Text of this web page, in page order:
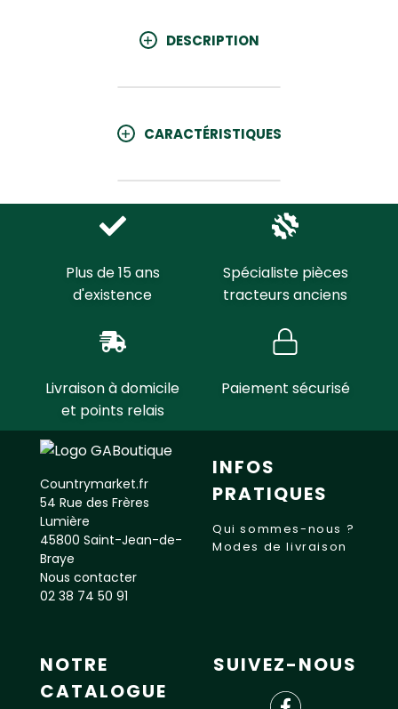
DESCRIPTION
CARACTÉRISTIQUES
Plus de 15 ans
d'existence
Spécialiste pièces
tracteurs anciens
Livraison à domicile
et points relais
Paiement sécurisé
Countrymarket.fr
54 Rue des Frères
Lumière
45800 Saint-Jean-de-
Braye
Nous contacter
02 38 74 50 91
INFOS
PRATIQUES
Qui sommes-nous ?
Modes de livraison
NOTRE
CATALOGUE
SUIVEZ-NOUS